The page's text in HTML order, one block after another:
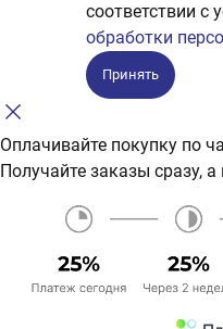
соответствии с
обработки
Принять
Оплачивайте покупку по
Получайте заказы сразу, а